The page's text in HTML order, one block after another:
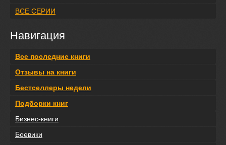
ВСЕ СЕРИИ
Навигация
Все последние книги
Отзывы на книги
Бестселлеры недели
Подборки книг
Бизнес-книги
Боевики